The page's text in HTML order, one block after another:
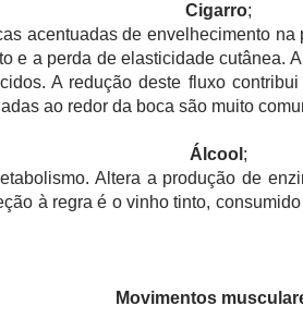
Cigarro;
acentuadas de envelhecimento
e a perda de elasticidade cutânea.
A redução deste fluxo
ao redor da boca são muito
Álcool ;
Altera a produção de
à regra é o vinho tinto,
Movimentos